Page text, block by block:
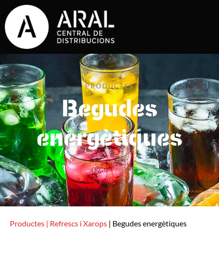
PRODUCTES
Begudes
energètiques
Productes | Refrescs i Xarops | Begudes energètiques